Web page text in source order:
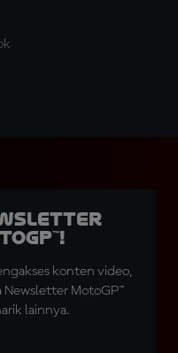
konten video,
Newsletter MotoGP™
lainnya.